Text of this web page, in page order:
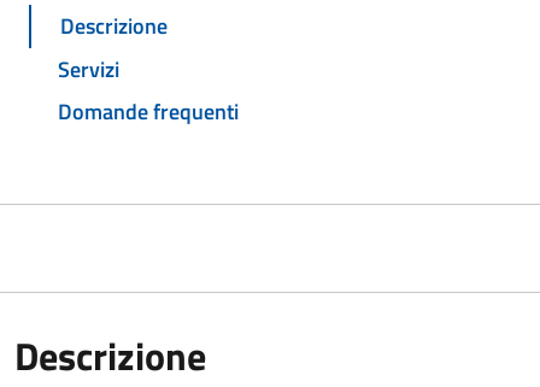
Descrizione
Servizi
Domande frequenti
Descrizione